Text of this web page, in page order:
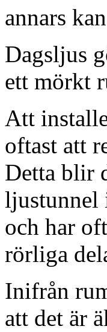
annars
Dagsljus
ett mörkt
Att
oftast att
Detta blir
ljustunnel
och har
rörliga
Inifrån
att det är